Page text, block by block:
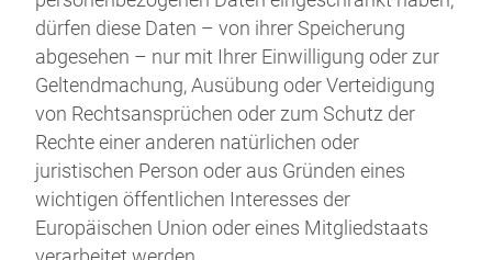
dürfen diese Daten – von ihrer Speicherung
abgesehen – nur mit Ihrer Einwilligung oder zur
Geltendmachung, Ausübung oder Verteidigung
von Rechtsansprüchen oder zum Schutz der
Rechte einer anderen natürlichen oder
juristischen Person oder aus Gründen eines
wichtigen öffentlichen Interesses der
Europäischen Union oder eines Mitgliedstaats